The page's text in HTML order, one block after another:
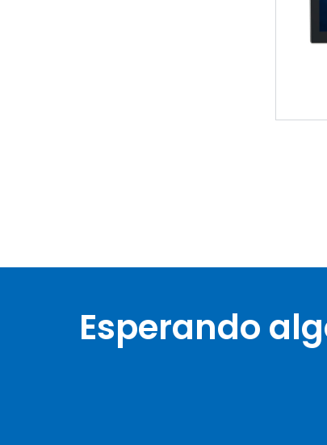
Esperando